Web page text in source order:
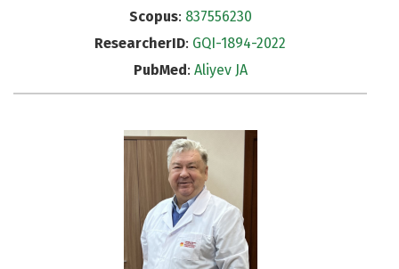
Scopus: 837556230
ResearcherID: GQI-1894-2022
PubMed: Aliyev JA